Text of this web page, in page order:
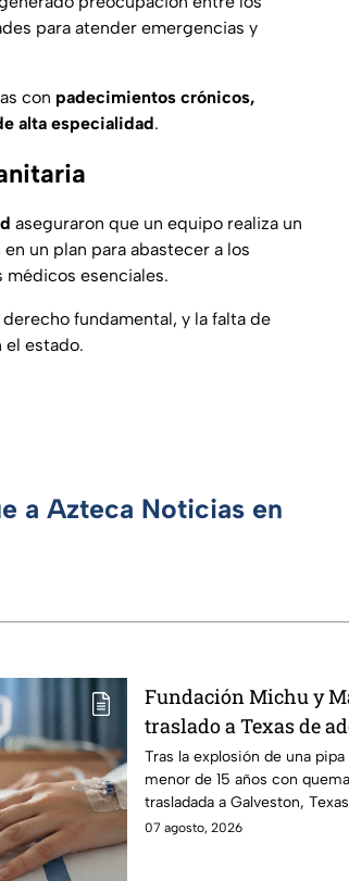
para atender emergencias y
con padecimientos crónicos,
alta especialidad.
aseguraron que un equipo realiza un
un plan para abastecer a los
esenciales.
derecho fundamental, y la falta de
el estado.
a Azteca Noticias en
Fundación Michu y
traslado a Texas de
en explosión de una
Morelos
Tras la explosión de una
menor de 15 años con
trasladada a Galveston,
urgente.
07 agosto, 2026